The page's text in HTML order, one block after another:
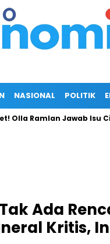
NASIONAL POLITIK
Jawab Isu Cinta
Ada
Kritis,